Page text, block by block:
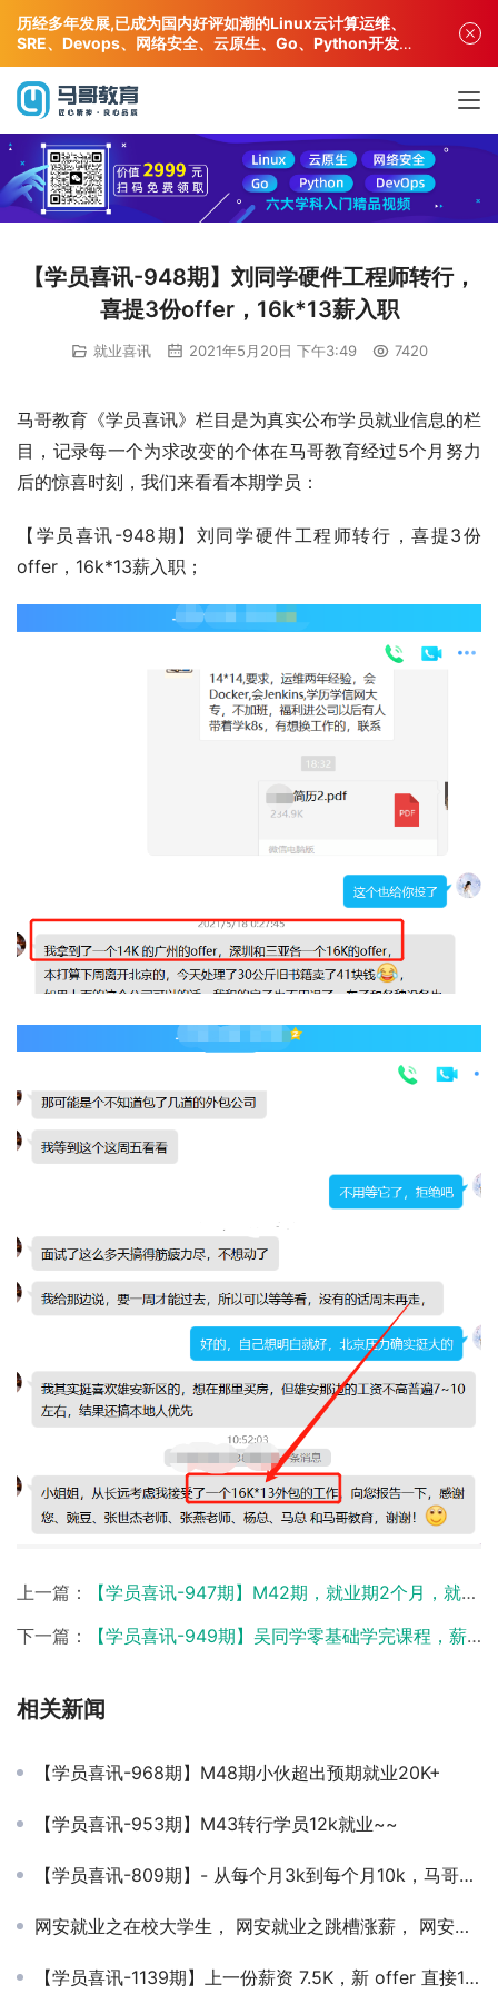
【学员喜讯-948期】刘同学硬件工程师转行，
喜提3份offer，16k*13薪入职
就业喜讯 2021年5月20日 下午3:49 7420
马哥教育《学员喜讯》栏目是为真实公布学员就业信息的栏
目，记录每一个为求改变的个体在马哥教育经过5个月努力
后的惊喜时刻，我们来看看本期学员：
【学员喜讯-948期】刘同学硬件工程师转行，喜提3份
offer，16k*13薪入职；
上一篇：
【学员喜讯-947期】M42期，就业期2个月，就业率达85%
下一篇：
【学员喜讯-949期】吴同学零基础学完课程，薪资翻倍，13k
相关新闻
【学员喜讯-968期】M48期小伙超出预期就业20K+
【学员喜讯-953期】M43转行学员12k就业~~
【学员喜讯-809期】- 从每个月3k到每个月10k，马哥教育为你的高薪梦买单
网安就业之在校大学生， 网安就业之跳槽涨薪， 网安就业之成功转行，
【学员喜讯-1139期】上一份薪资 7.5K，新 offer 直接12K稳稳拿下！ 涨薪 4.5K，涨幅高达 60%！💰
历经多年发展,已成为国内好评如潮的Linux云计算运维、
SRE、Devops、网络安全、云原生、Go、Python开发专
业人才培训机构!